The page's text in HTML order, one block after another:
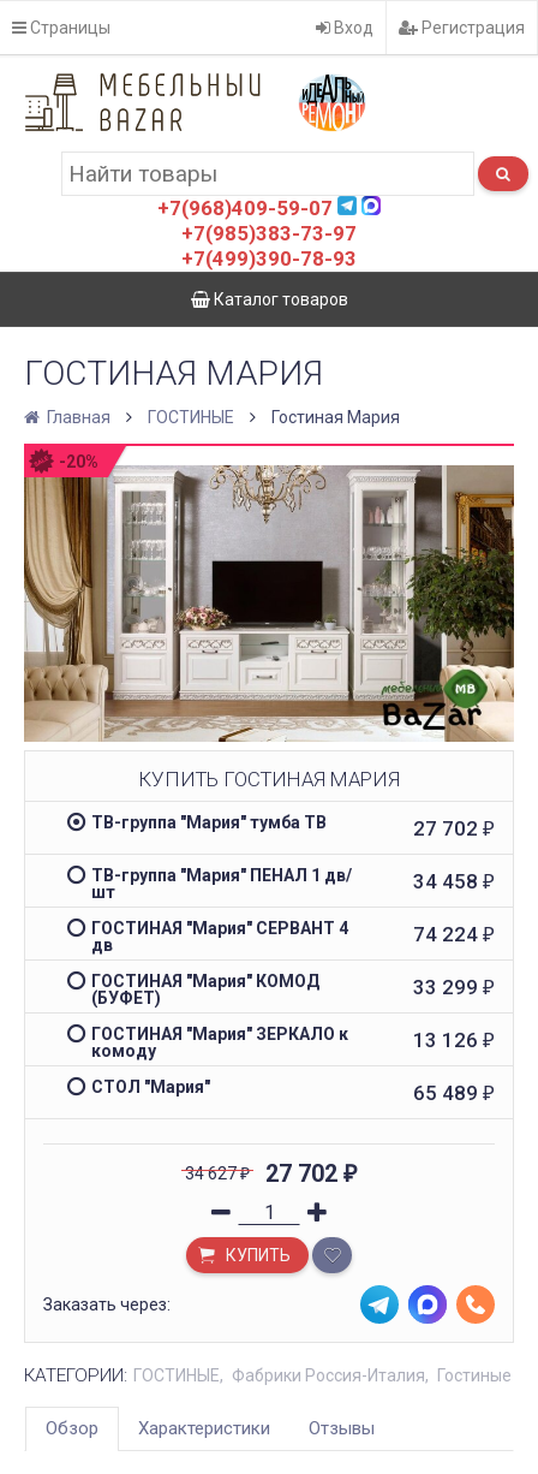
Страницы Вход Регистрация
+7(968)409-59-07
+7(985)383-73-97
+7(499)390-78-93
Каталог товаров
ГОСТИНАЯ МАРИЯ
Главная ГОСТИНЫЕ Гостиная Мария
-20%
КУПИТЬ ГОСТИНАЯ МАРИЯ
ТВ-группа "Мария" тумба ТВ 27 702 ₽
ТВ-группа "Мария" ПЕНАЛ 1 дв/
шт
34 458 ₽
ГОСТИНАЯ "Мария" СЕРВАНТ 4
дв
74 224 ₽
ГОСТИНАЯ "Мария" КОМОД
(БУФЕТ)
33 299 ₽
ГОСТИНАЯ "Мария" ЗЕРКАЛО к
комоду
13 126 ₽
СТОЛ "Мария" 65 489 ₽
34 627₽ 27 702 ₽
КУПИТЬ
Заказать через:
КАТЕГОРИИ: ГОСТИНЫЕ Фабрики Россия-Италия Гостиные
Обзор Характеристики Отзывы